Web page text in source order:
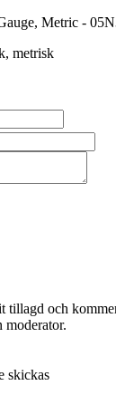
metrisk
tillagd och
moderator.
skickas